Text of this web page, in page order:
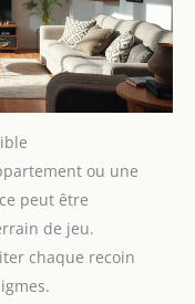
ou une
peut être
de jeu.
chaque recoin